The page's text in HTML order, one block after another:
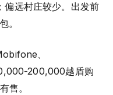
偏远村庄较少。出发前
。
、
200,000越盾购
售。